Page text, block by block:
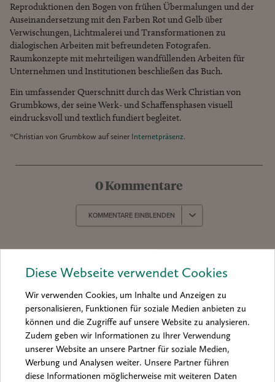
Diese Webseite verwendet Cookies
Wir verwenden Cookies, um Inhalte und Anzeigen zu
personalisieren, Funktionen für soziale Medien anbieten zu
können und die Zugriffe auf unsere Website zu analysieren.
Zudem geben wir Informationen zu Ihrer Verwendung
unserer Website an unsere Partner für soziale Medien,
Werbung und Analysen weiter. Unsere Partner führen
diese Informationen möglicherweise mit weiteren Daten
Reproduktionen den Bogen von frühen Übermalungen und der
Auseinandersetzung mit den Farben Rot und Gelb über
Verwischungen, Lichtmalerei und Transformationen zu
dialogischen Arbeiten mit befreundeten Fotografen.
Raumkonzepte mit mehrteiligen wandfüllenden Arbeiten für
Unternehmen und Institutionen beschließen das Buch.
Ein umfassender Querschnitt durch das Werk Christian von
Grumbkows, der seine Werk- und Schaffensphasen visuell
eindrucksvoll und textlich fundiert begleitet.
*Christian von Grumbkow auf seiner Internetpräsenz.
0 Kommentare
KOMMENTARE EINBLENDEN
Produkt­
empfehlungen